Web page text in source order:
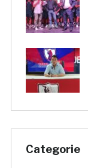
Categorie